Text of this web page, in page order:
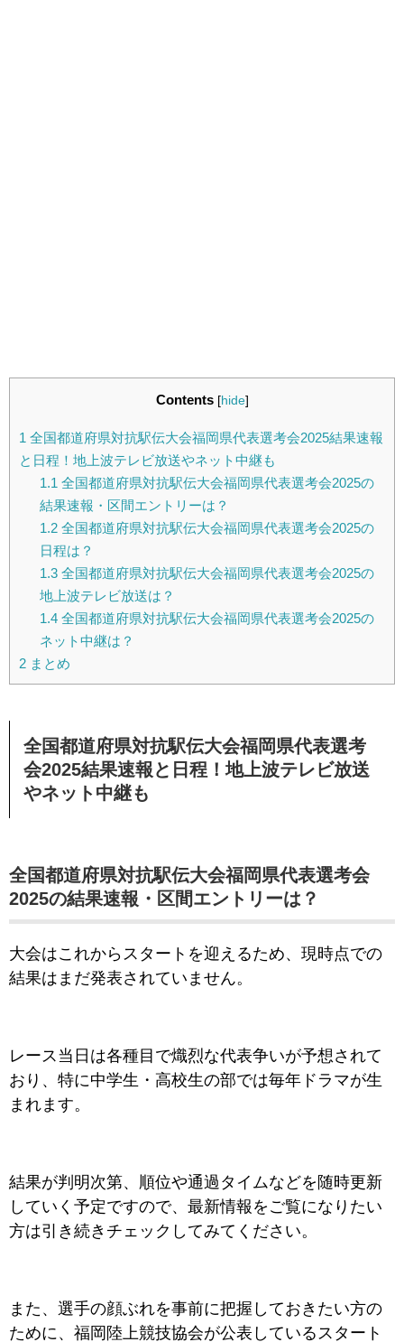
Contents [hide]
1 全国都道府県対抗駅伝大会福岡県代表選考会2025結果速報
と日程！地上波テレビ放送やネット中継も
1.1 全国都道府県対抗駅伝大会福岡県代表選考会2025の
結果速報・区間エントリーは？
1.2全国都道府県対抗駅伝大会福岡県代表選考会2025の
日程は？
1.3全国都道府県対抗駅伝大会福岡県代表選考会2025の
地上波テレビ放送は？
1.4全国都道府県対抗駅伝大会福岡県代表選考会2025の
ネット中継は？
2 まとめ
全国都道府県対抗駅伝大会福岡県代表選考
会2025結果速報と日程！地上波テレビ放送
やネット中継も
全国都道府県対抗駅伝大会福岡県代表選考会
2025の結果速報・区間エントリーは？
大会はこれからスタートを迎えるため、現時点での
結果はまだ発表されていません。
レース当日は各種目で熾烈な代表争いが予想されて
おり、特に中学生・高校生の部では毎年ドラマが生
まれます。
結果が判明次第、順位や通過タイムなどを随時更新
していく予定ですので、最新情報をご覧になりたい
方は引き続きチェックしてみてください。
また、選手の顔ぶれを事前に把握しておきたい方の
ために、福岡陸上競技協会が公表しているスタート